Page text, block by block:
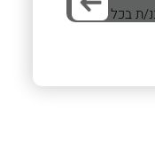
ת בכל